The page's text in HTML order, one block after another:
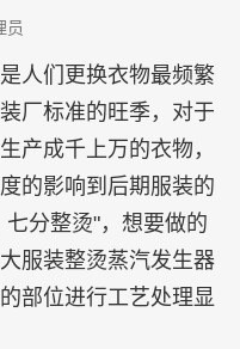
员
人们更换衣物最频繁
厂标准的旺季，对于
产成千上万的衣物，
的影响到后期服装的
分整烫"，想要做的
服装整烫蒸汽发生器
部位进行工艺处理显